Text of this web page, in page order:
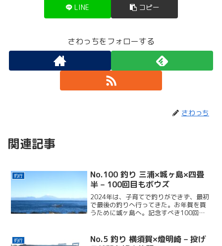
LINE コピー
さわっちをフォローする
さわっち
関連記事
釣行
No.100 釣り 三浦×城ヶ島×四畳
半 – 100回目もボウズ
2024年は、子育てで釣りができず、最初
で最後の釣りへ行ってきた。お年賀を買
うために城ヶ島へ。記念すべき100回目
釣行
No.5 釣り 横須賀×燈明崎 – 投げ